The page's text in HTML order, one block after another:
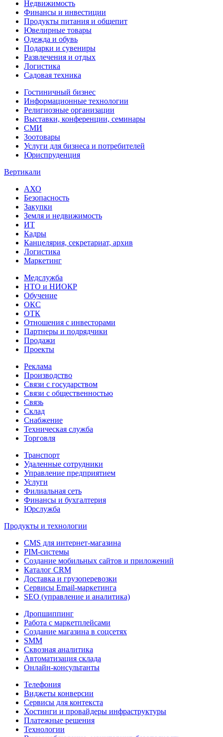
Недвижимость
Финансы и инвестиции
Продукты питания и общепит
Ювелирные товары
Одежда и обувь
Подарки и сувениры
Развлечения и отдых
Логистика
Садовая техника
Гостиничный бизнес
Информационные технологии
Религиозные организации
Выставки, конференции, семинары
СМИ
Зоотовары
Услуги для бизнеса и потребителей
Юриспруденция
Вертикали
АХО
Безопасность
Закупки
Земля и недвижимость
ИТ
Кадры
Канцелярия, секретариат, архив
Логистика
Маркетинг
Медслужба
НТО и НИОКР
Обучение
ОКС
ОТК
Отношения с инвесторами
Партнеры и подрядчики
Продажи
Проекты
Реклама
Производство
Связи с государством
Связи с общественностью
Связь
Склад
Снабжение
Техническая служба
Торговля
Транспорт
Удаленные сотрудники
Управление предприятием
Услуги
Филиальная сеть
Финансы и бухгалтерия
Юрслужба
Продукты и технологии
CMS для интернет-магазина
PIM-системы
Создание мобильных сайтов и приложений
Каталог CRM
Доставка и грузоперевозки
Сервисы Email-маркетинга
SEO (управление и аналитика)
Дропшиппинг
Работа с маркетплейсами
Создание магазина в соцсетях
SMM
Сквозная аналитика
Автоматизация склада
Онлайн-консультанты
Телефония
Виджеты конверсии
Сервисы для контекста
Хостинги и провайдеры инфраструктуры
Платежные решения
Технологии